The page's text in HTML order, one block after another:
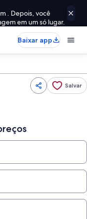
. Depois, você
em um só lugar.
Baixar app
Salvar